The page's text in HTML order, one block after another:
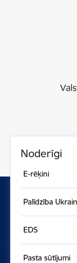
Noderīgi
E-rēķini
Palīdzība
EDS
Pasta sūtījumi